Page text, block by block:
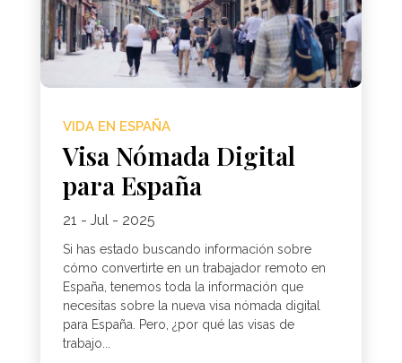
VIDA EN ESPAÑA
Visa Nómada Digital
para España
21 - Jul - 2025
Si has estado buscando información sobre
cómo convertirte en un trabajador remoto en
España, tenemos toda la información que
necesitas sobre la nueva visa nómada digital
para España. Pero, ¿por qué las visas de
trabajo...